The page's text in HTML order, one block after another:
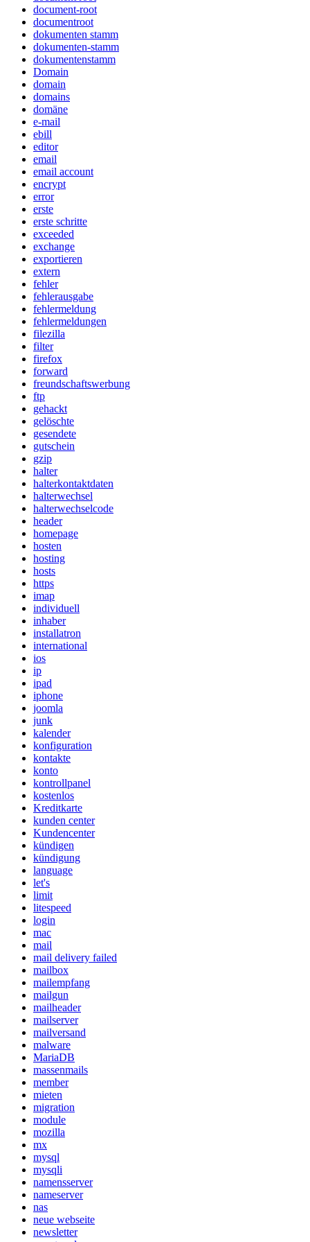
document-root
documentroot
dokumenten stamm
dokumenten-stamm
dokumentenstamm
Domain
domain
domains
domäne
e-mail
ebill
editor
email
email account
encrypt
error
erste
erste schritte
exceeded
exchange
exportieren
extern
fehler
fehlerausgabe
fehlermeldung
fehlermeldungen
filezilla
filter
firefox
forward
freundschaftswerbung
ftp
gehackt
gelöschte
gesendete
gutschein
gzip
halter
halterkontaktdaten
halterwechsel
halterwechselcode
header
homepage
hosten
hosting
hosts
https
imap
individuell
inhaber
installatron
international
ios
ip
ipad
iphone
joomla
junk
kalender
konfiguration
kontakte
konto
kontrollpanel
kostenlos
Kreditkarte
kunden center
Kundencenter
kündigen
kündigung
language
let's
limit
litespeed
login
mac
mail
mail delivery failed
mailbox
mailempfang
mailgun
mailheader
mailserver
mailversand
malware
MariaDB
massenmails
member
mieten
migration
module
mozilla
mx
mysql
mysqli
namensserver
nameserver
nas
neue webseite
newsletter